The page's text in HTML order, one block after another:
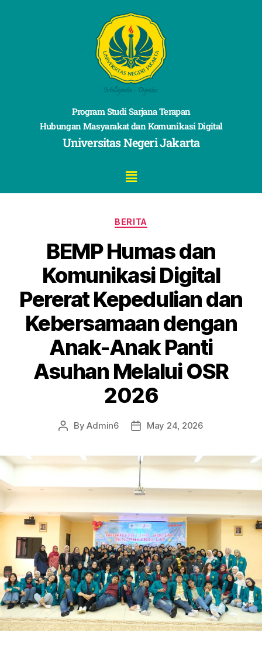
Program Studi Sarjana Terapan
Hubungan Masyarakat dan Komunikasi Digital
Universitas Negeri Jakarta
BERITA
BEMP Humas dan
Komunikasi Digital
Pererat Kepedulian dan
Kebersamaan dengan
Anak-Anak Panti
Asuhan Melalui OSR
2026
ByAdmin6 May 24, 2026